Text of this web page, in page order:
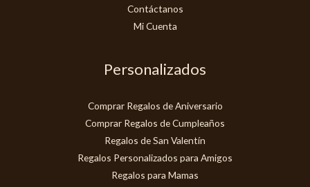
Contáctanos
Mi Cuenta
Personalizados
Comprar Regalos de Aniversario
Comprar Regalos de Cumpleaños
Regalos de San Valentín
Regalos Personalizados para Amigos
Regalos para Mamas